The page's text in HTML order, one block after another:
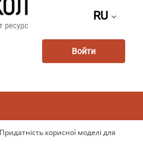
RU
Войти
корисної моделі для